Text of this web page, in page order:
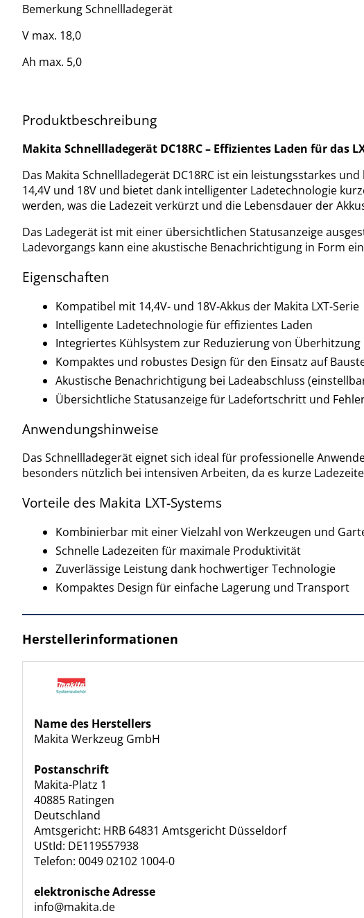
Bemerkung Schnellladegerät
V max. 18,0
Ah max. 5,0
Produktbeschreibung
Makita Schnellladegerät DC18RC – Effizientes Laden für das
Das Makita Schnellladegerät DC18RC ist ein leistungsstarkes
14,4V und 18V und bietet dank intelligenter Ladetechnologie
werden, was die Ladezeit verkürzt und die Lebensdauer der
Das Ladegerät ist mit einer übersichtlichen Statusanzeige
Ladevorgangs kann eine akustische Benachrichtigung in Form
Eigenschaften
Kompatibel mit 14,4V- und 18V-Akkus der Makita LXT-Serie
Intelligente Ladetechnologie für effizientes Laden
Integriertes Kühlsystem zur Reduzierung von Überhitzung
Kompaktes und robustes Design für den Einsatz auf
Akustische Benachrichtigung bei Ladeabschluss
Übersichtliche Statusanzeige für Ladefortschritt und
Anwendungshinweise
Das Schnellladegerät eignet sich ideal für professionelle
besonders nützlich bei intensiven Arbeiten, da es kurze
Vorteile des Makita LXT-Systems
Kombinierbar mit einer Vielzahl von Werkzeugen und
Schnelle Ladezeiten für maximale Produktivität
Zuverlässige Leistung dank hochwertiger Technologie
Kompaktes Design für einfache Lagerung und Transport
Herstellerinformationen
Name des Herstellers
Makita Werkzeug GmbH
Postanschrift
Makita-Platz 1
40885 Ratingen
Deutschland
Amtsgericht: HRB 64831 Amtsgericht Düsseldorf
UStId: DE119557938
Telefon: 0049 02102 1004-0
elektronische Adresse
info@makita.de